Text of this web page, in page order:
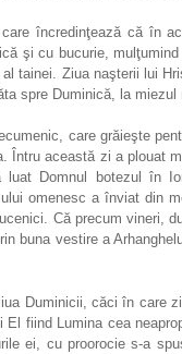
încredinţează că în
şi cu bucurie,
tainei. Ziua naşterii lui
spre Duminică, la miezul
care grăieşte
Întru această zi a plouat
Domnul botezul în
omenesc a înviat din
Că precum vineri,
buna vestire a
Duminicii, căci în care
fiind Lumina cea
ei, cu proorocie s-a